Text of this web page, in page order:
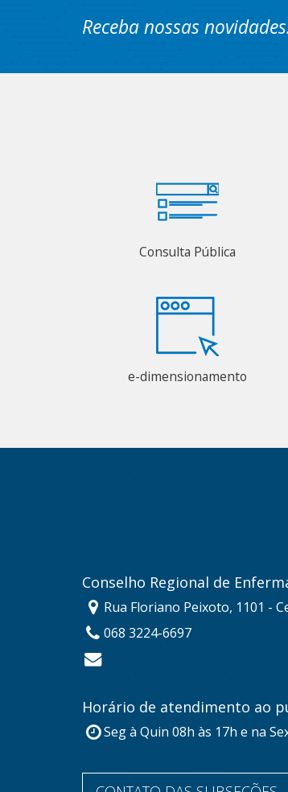
Receba nossas
Consulta Pública
e-dimensionamento
Conselho Regional de
Rua Floriano Peixoto, 1101 -
068 3224-6697
Horário de atendimento ao
Seg à Quin 08h às 17h e na